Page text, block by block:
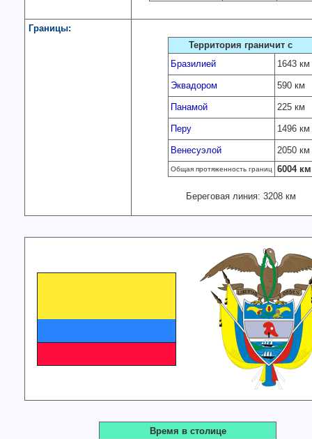
Границы:
Территория граничит с
Бразилией
1643 км
Эквадором 590 км
Панамой 225 км
Перу 1496 км
Венесуэлой 2050 км
Общая протяженность границ 6004 км
Береговая линия: 3208 км
Время в столице